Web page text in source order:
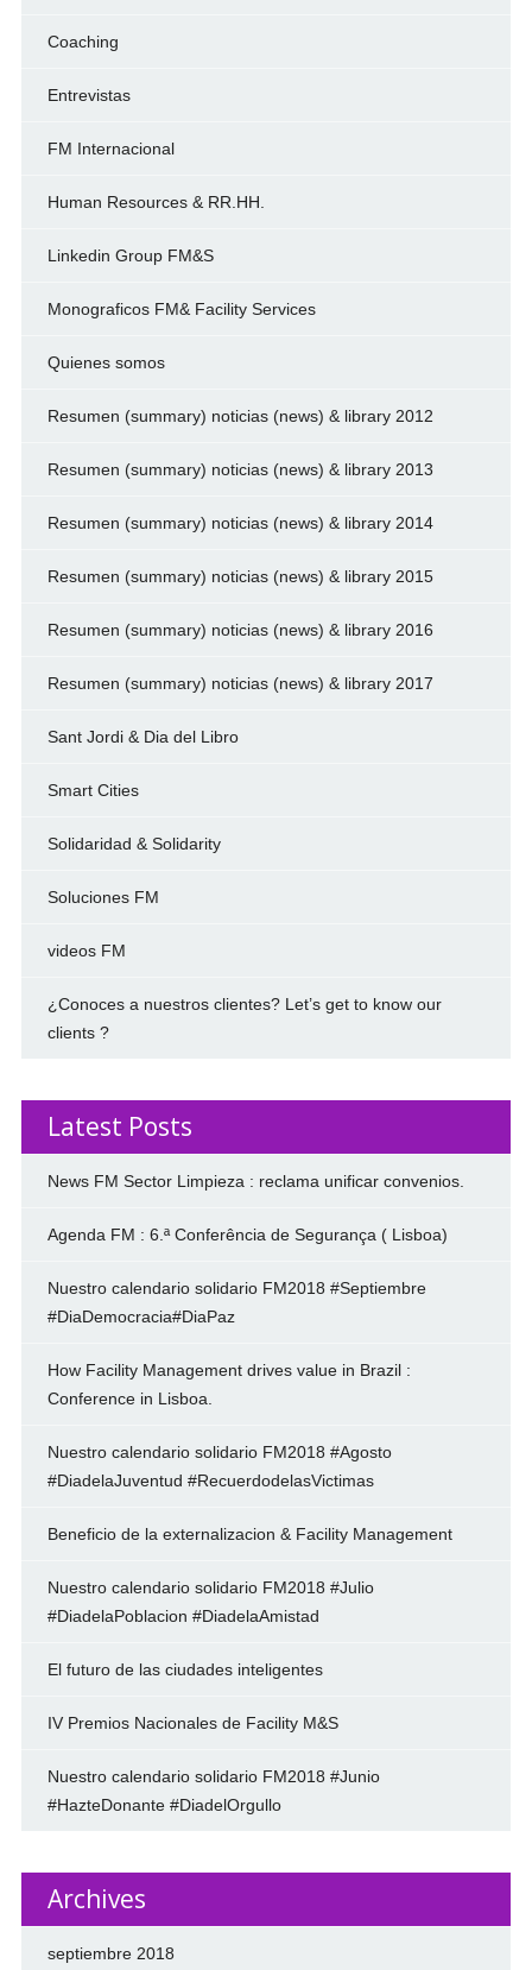
Coaching
Entrevistas
FM Internacional
Human Resources & RR.HH.
Linkedin Group FM&S
Monograficos FM& Facility Services
Quienes somos
Resumen (summary) noticias (news) & library 2012
Resumen (summary) noticias (news) & library 2013
Resumen (summary) noticias (news) & library 2014
Resumen (summary) noticias (news) & library 2015
Resumen (summary) noticias (news) & library 2016
Resumen (summary) noticias (news) & library 2017
Sant Jordi & Dia del Libro
Smart Cities
Solidaridad & Solidarity
Soluciones FM
videos FM
¿Conoces a nuestros clientes? Let’s get to know our
clients ?
Latest Posts
News FM Sector Limpieza : reclama unificar convenios.
Agenda FM : 6.ª Conferência de Segurança ( Lisboa)
Nuestro calendario solidario FM2018 #Septiembre
#DiaDemocracia#DiaPaz
How Facility Management drives value in Brazil :
Conference in Lisboa.
Nuestro calendario solidario FM2018 #Agosto
#DiadelaJuventud #RecuerdodelasVictimas
Beneficio de la externalizacion & Facility Management
Nuestro calendario solidario FM2018 #Julio
#DiadelaPoblacion #DiadelaAmistad
El futuro de las ciudades inteligentes
IV Premios Nacionales de Facility M&S
Nuestro calendario solidario FM2018 #Junio
#HazteDonante #DiadelOrgullo
Archives
septiembre 2018